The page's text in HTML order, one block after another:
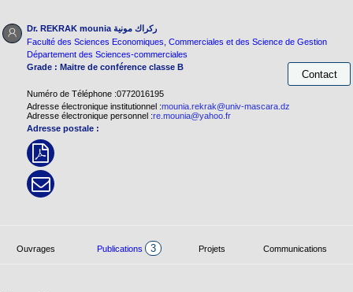
Dr. REKRAK mounia ركراك مونية
Faculté des Sciences Economiques, Commerciales et des Science de Gestion
Département des Sciences-commerciales
Grade : Maitre de conférence classe B
Numéro de Téléphone :0772016195
Adresse électronique institutionnel :mounia.rekrak@univ-mascara.dz
Adresse électronique personnel :re.mounia@yahoo.fr
Adresse postale :
Ouvrages Publications 3 Projets Communications